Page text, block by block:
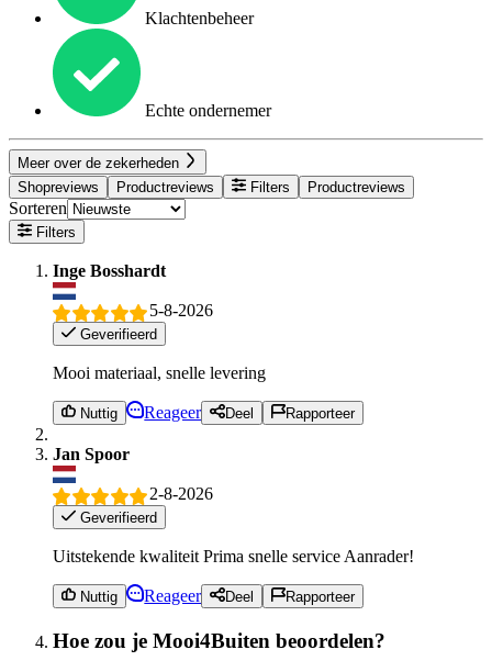
Klachtenbeheer
Echte ondernemer
Meer over de zekerheden
Shopreviews
Productreviews Filters Productreviews
Sorteren
Filters
Inge Bosshardt
5-8-2026
Geverifieerd
Mooi materiaal, snelle levering
Nuttig Reageer Deel Rapporteer
Jan Spoor
2-8-2026
Geverifieerd
Uitstekende kwaliteit Prima snelle service Aanrader!
Nuttig Reageer Deel Rapporteer
Hoe zou je Mooi4Buiten beoordelen?